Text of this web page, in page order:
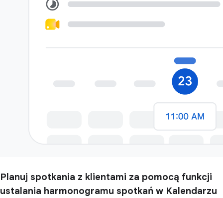
Planuj spotkania z klientami za pomocą funkcji
ustalania harmonogramu spotkań w Kalendarzu